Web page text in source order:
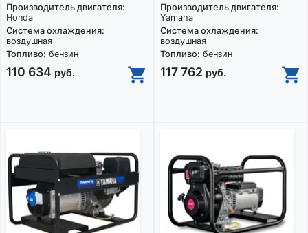
Производитель двигателя:
Honda
Система охлаждения:
воздушная
Топливо: бензин
110 634 руб.
Производитель двигателя:
Yamaha
Система охлаждения:
воздушная
Топливо: бензин
117 762 руб.